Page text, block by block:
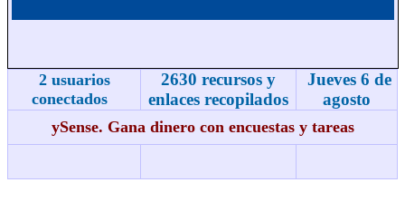
2 usuarios
conectados
2630 recursos y
enlaces recopilados
Jueves 6 de
agosto
ySense. Gana dinero con encuestas y tareas